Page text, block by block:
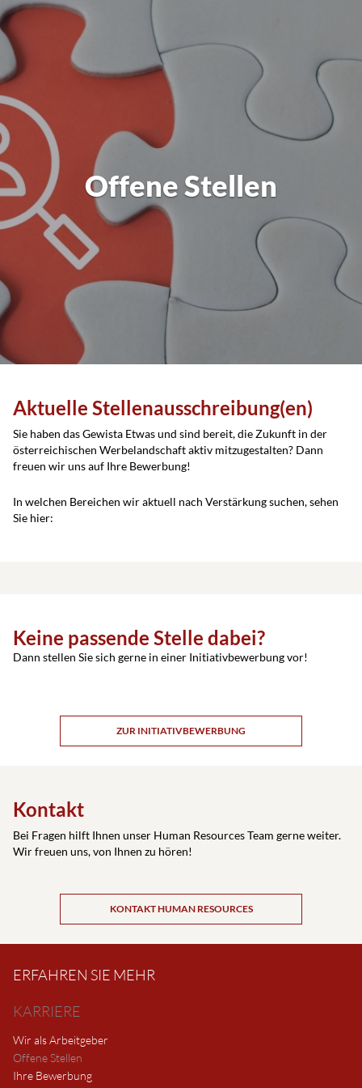
Offene Stellen
Aktuelle Stellenausschreibung(en)
Sie haben das Gewista Etwas und sind bereit, die Zukunft in der
österreichischen Werbelandschaft aktiv mitzugestalten? Dann
freuen wir uns auf Ihre Bewerbung!
In welchen Bereichen wir aktuell nach Verstärkung suchen, sehen
Sie hier:
Keine passende Stelle dabei?
Dann stellen Sie sich gerne in einer Initiativbewerbung vor!
ZUR INITIATIVBEWERBUNG
Kontakt
Bei Fragen hilft Ihnen unser Human Resources Team gerne weiter.
Wir freuen uns, von Ihnen zu hören!
KONTAKT HUMAN RESOURCES
ERFAHREN SIE MEHR
KARRIERE
Wir als Arbeitgeber
Offene Stellen
Ihre Bewerbung